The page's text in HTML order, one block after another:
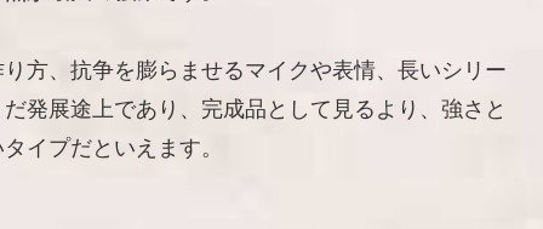
方、抗争を膨らませるマイクや表情、長いシリー
発展途上であり、完成品として見るより、強さと
イプだといえます。